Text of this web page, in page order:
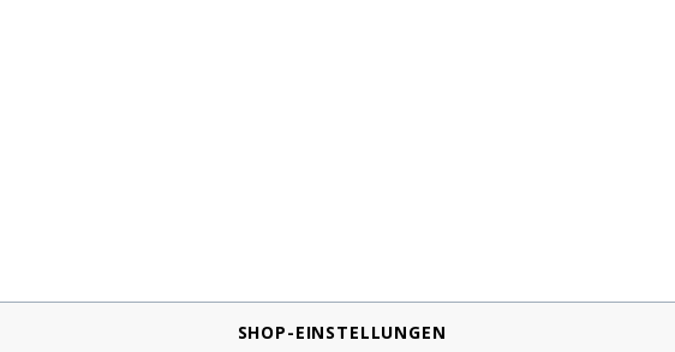
SHOP-EINSTELLUNGEN